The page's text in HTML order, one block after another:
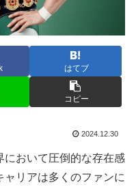
はてブ
コピー
2024.12.30
において圧倒的な存在感
リアは多くのファンに